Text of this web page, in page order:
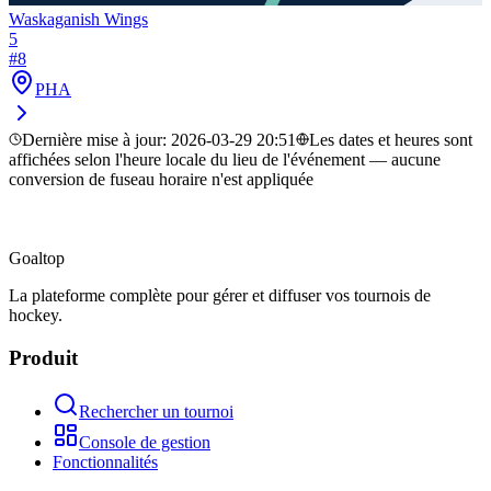
Waskaganish Wings
5
#8
PHA
Dernière mise à jour: 2026-03-29 20:51
Les dates et heures sont
affichées selon l'heure locale du lieu de l'événement — aucune
conversion de fuseau horaire n'est appliquée
Goaltop
La plateforme complète pour gérer et diffuser vos tournois de
hockey.
Produit
Rechercher un tournoi
Console de gestion
Fonctionnalités